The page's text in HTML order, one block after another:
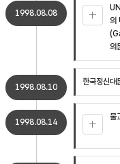
1998.08.08
의
의
1998.08.10
한국정신대
1998.08.14
불